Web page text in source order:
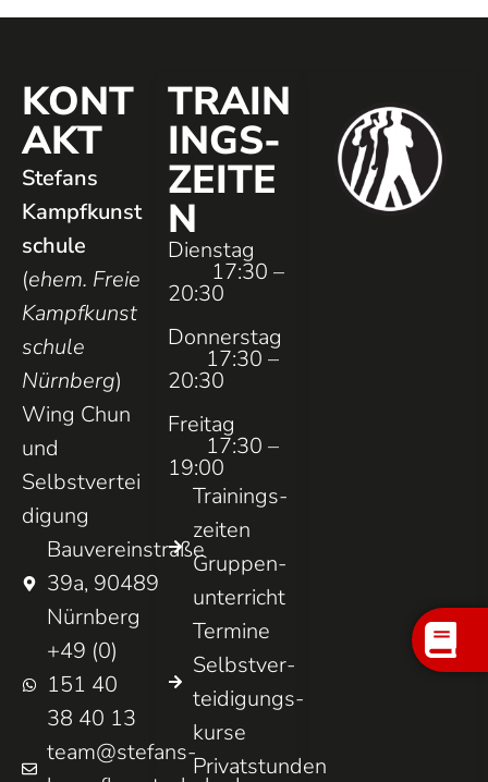
KONT
AKT
Stefans
Kampfkunst
schule
(ehem. Freie
Kampfkunst
schule
Nürnberg)
Wing Chun
und
Selbstvertei
digung
Bauvereinstraße
39a, 90489
Nürnberg
+49 (0)
151 40
38 40 13
team@stefans-
TRAIN
INGS­
ZEITE
N
Dienstag
17:30 –
20:30
Donnerstag
17:30 –
20:30
Freitag
17:30 –
19:00
Trainings­
zeiten
Gruppen­
unterricht
Termine
Selbst­ver­
teidigungs­
kurse
Privatstunden